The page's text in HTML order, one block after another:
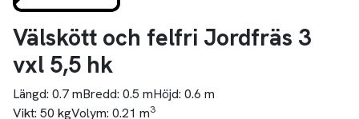
Välskött och felfri Jordfräs 3
vxl 5,5 hk
Längd: 0.7 mBredd: 0.5 mHöjd: 0.6 m
Vikt: 50 kgVolym: 0.21 m3